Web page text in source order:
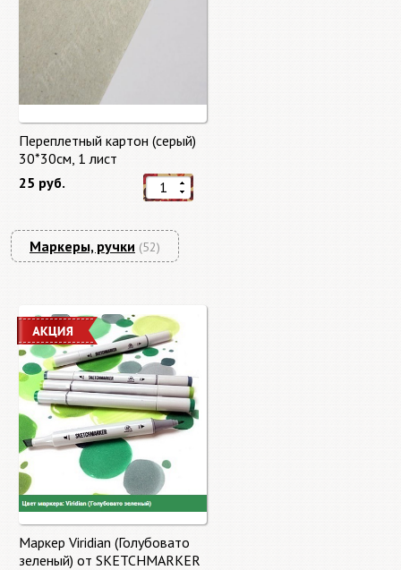
Переплетный картон (серый)
30*30см, 1 лист
25 руб.
Маркеры, ручки (52)
Маркер Viridian (Голубовато
зеленый) от SKETCHMARKER